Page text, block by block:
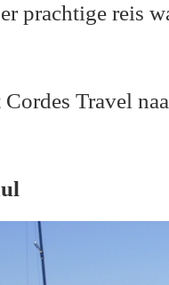
prachtige reis
Travel